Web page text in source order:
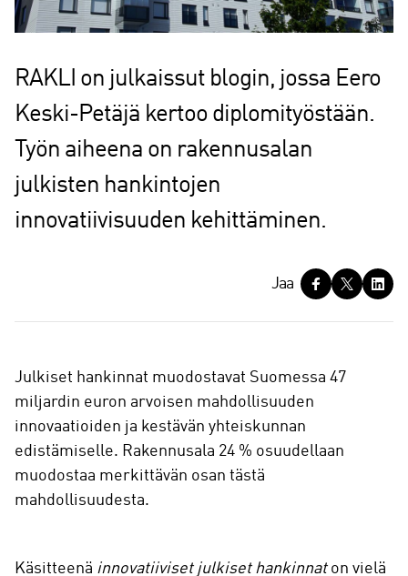
RAKLI on julkaissut blogin, jossa Eero
Keski-Petäjä kertoo diplomityöstään.
Työn aiheena on rakennusalan
julkisten hankintojen
innovatiivisuuden kehittäminen.
a
Jaa
Julkiset hankinnat muodostavat Suomessa 47
miljardin euron arvoisen mahdollisuuden
innovaatioiden ja kestävän yhteiskunnan
edistämiselle. Rakennusala 24 % osuudellaan
muodostaa merkittävän osan tästä
mahdollisuudesta.
Käsitteenä innovatiiviset julkiset hankinnaton vielä